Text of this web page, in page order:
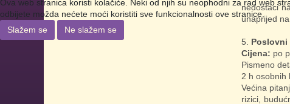
nedostaci
unaprijed
Poslovni
Cijena: po
Pismeno
2 h osobnih
Većina
rizici,
Ova web stranica koristi kolačiće. Neki od njih su neophodni za rad web
odbijete možda nećete moći koristiti sve funkcionalnosti ove stranice.
Slažem se
Ne slažem se